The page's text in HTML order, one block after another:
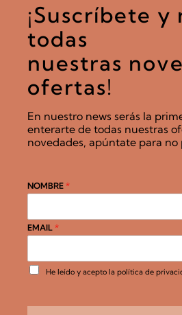
¡Suscríbete y
todas
nuestras
ofertas!
En nuestro news serás la
enterarte de todas nuestras
novedades, apúntate para no
NOMBRE *
EMAIL *
A
He leído y acepto la política de